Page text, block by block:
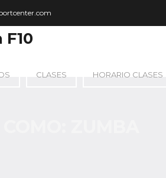
CLASES HORARIO CLASES